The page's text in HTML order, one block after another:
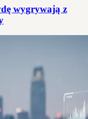
wygrywają z